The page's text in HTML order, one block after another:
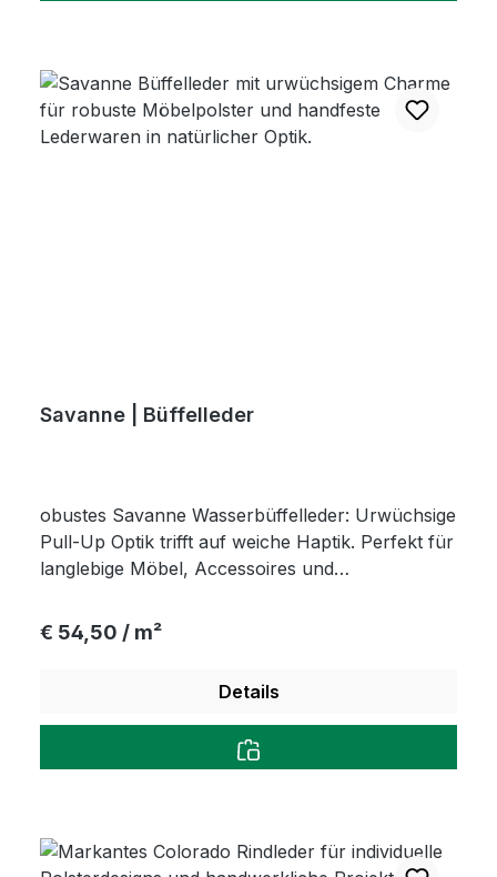
Savanne | Büffelleder
obustes Savanne Wasserbüffelleder: Urwüchsige
Pull-Up Optik trifft auf weiche Haptik. Perfekt für
langlebige Möbel, Accessoires und
Regulärer Preis:
€ 54,50 / m²
Details